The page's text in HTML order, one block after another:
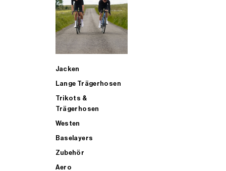
Jacken
Lange Trägerhosen
Trikots &
Trägerhosen
Westen
Baselayers
Zubehör
Aero
ALLE TRIATHLONARTIKEL FÜR MÄNNER KAUFEN